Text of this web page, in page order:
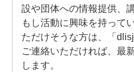
設や団体への情報提供、
もし活動に興味を持って
ただけそうな方は、「
ご連絡いただければ、最
します。